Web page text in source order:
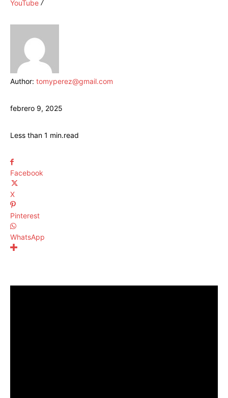
YouTube
Author: tomyperez@gmail.com
febrero 9, 2025
Less than 1 min.read
Facebook
X
Pinterest
WhatsApp